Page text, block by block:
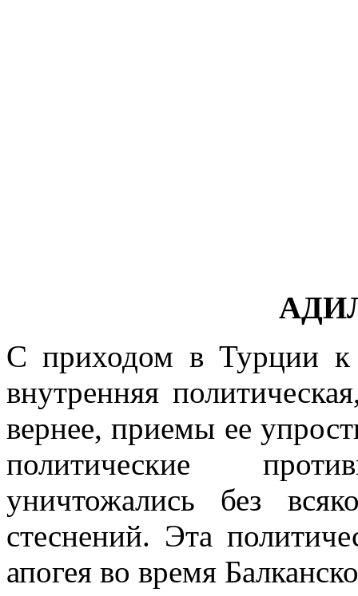
С приходом в Турции к
внутренняя
вернее, приемы ее
политичес­кие
уничтожались без
стеснений. Эта
апогея во время